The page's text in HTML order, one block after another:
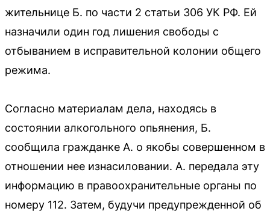
жительнице Б. по части 2 статьи 306 УК РФ. Ей
назначили один год лишения свободы с
отбыванием в исправительной колонии общего
режима.
Согласно материалам дела, находясь в
состоянии алкогольного опьянения, Б.
сообщила гражданке А. о якобы совершенном в
отношении нее изнасиловании. А. передала эту
информацию в правоохранительные органы по
номеру 112. Затем, будучи предупрежденной об